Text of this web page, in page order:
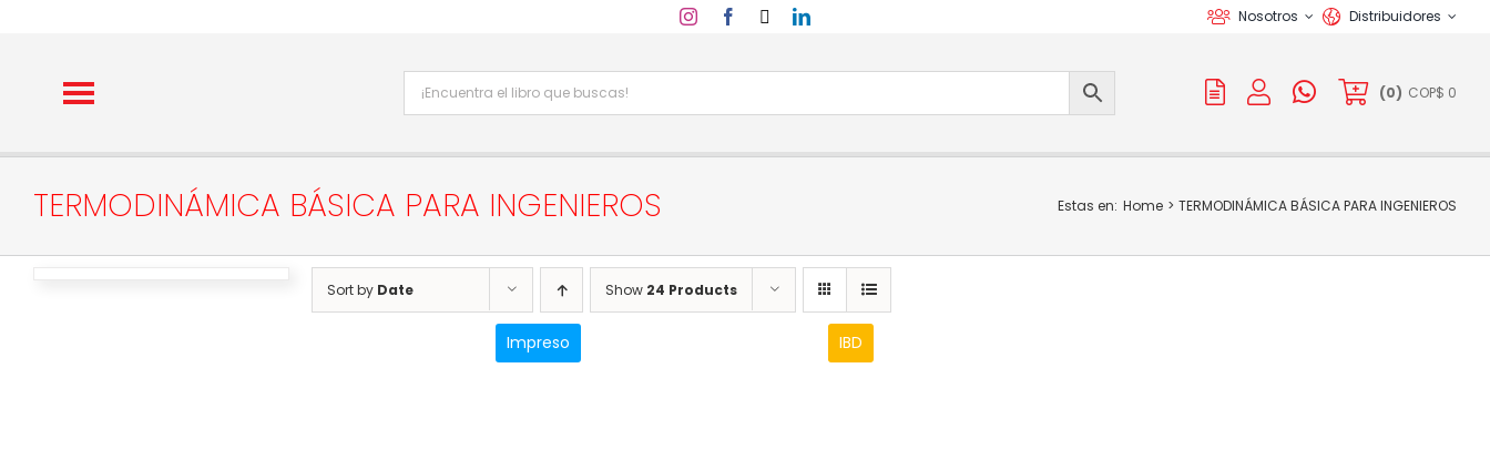
Nosotros Distribuidores
(0) COP$ 0
TERMODINÁMICA BÁSICA PARA INGENIEROS Estas en: Home TERMODINÁMICA BÁSICA PARA INGENIEROS
Sort by Date Show 24 Products
Impreso IBD